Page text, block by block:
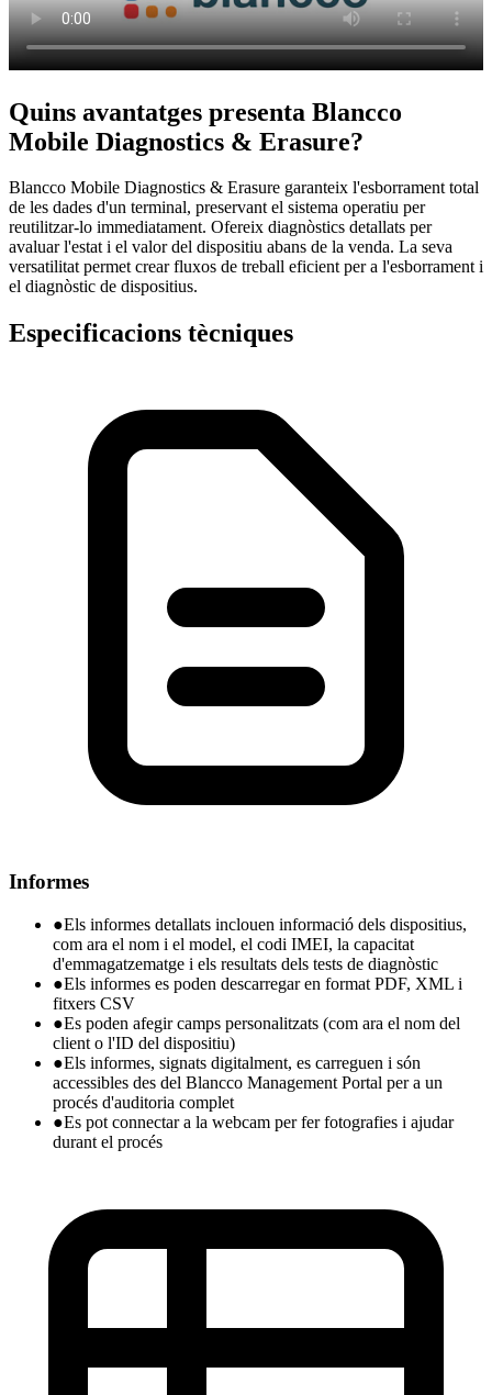
Quins avantatges presenta Blancco
Mobile Diagnostics & Erasure?
Blancco Mobile Diagnostics & Erasure garanteix l'esborrament total
de les dades d'un terminal, preservant el sistema operatiu per
reutilitzar-lo immediatament. Ofereix diagnòstics detallats per
avaluar l'estat i el valor del dispositiu abans de la venda. La seva
versatilitat permet crear fluxos de treball eficient per a l'esborrament i
el diagnòstic de dispositius.
Especificacions tècniques
Informes
●Els informes detallats inclouen informació dels dispositius,
com ara el nom i el model, el codi IMEI, la capacitat
d'emmagatzematge i els resultats dels tests de diagnòstic
●Els informes es poden descarregar en format PDF, XML i
fitxers CSV
●Es poden afegir camps personalitzats (com ara el nom del
client o l'ID del dispositiu)
●Els informes, signats digitalment, es carreguen i són
accessibles des del Blancco Management Portal per a un
procés d'auditoria complet
●Es pot connectar a la webcam per fer fotografies i ajudar
durant el procés